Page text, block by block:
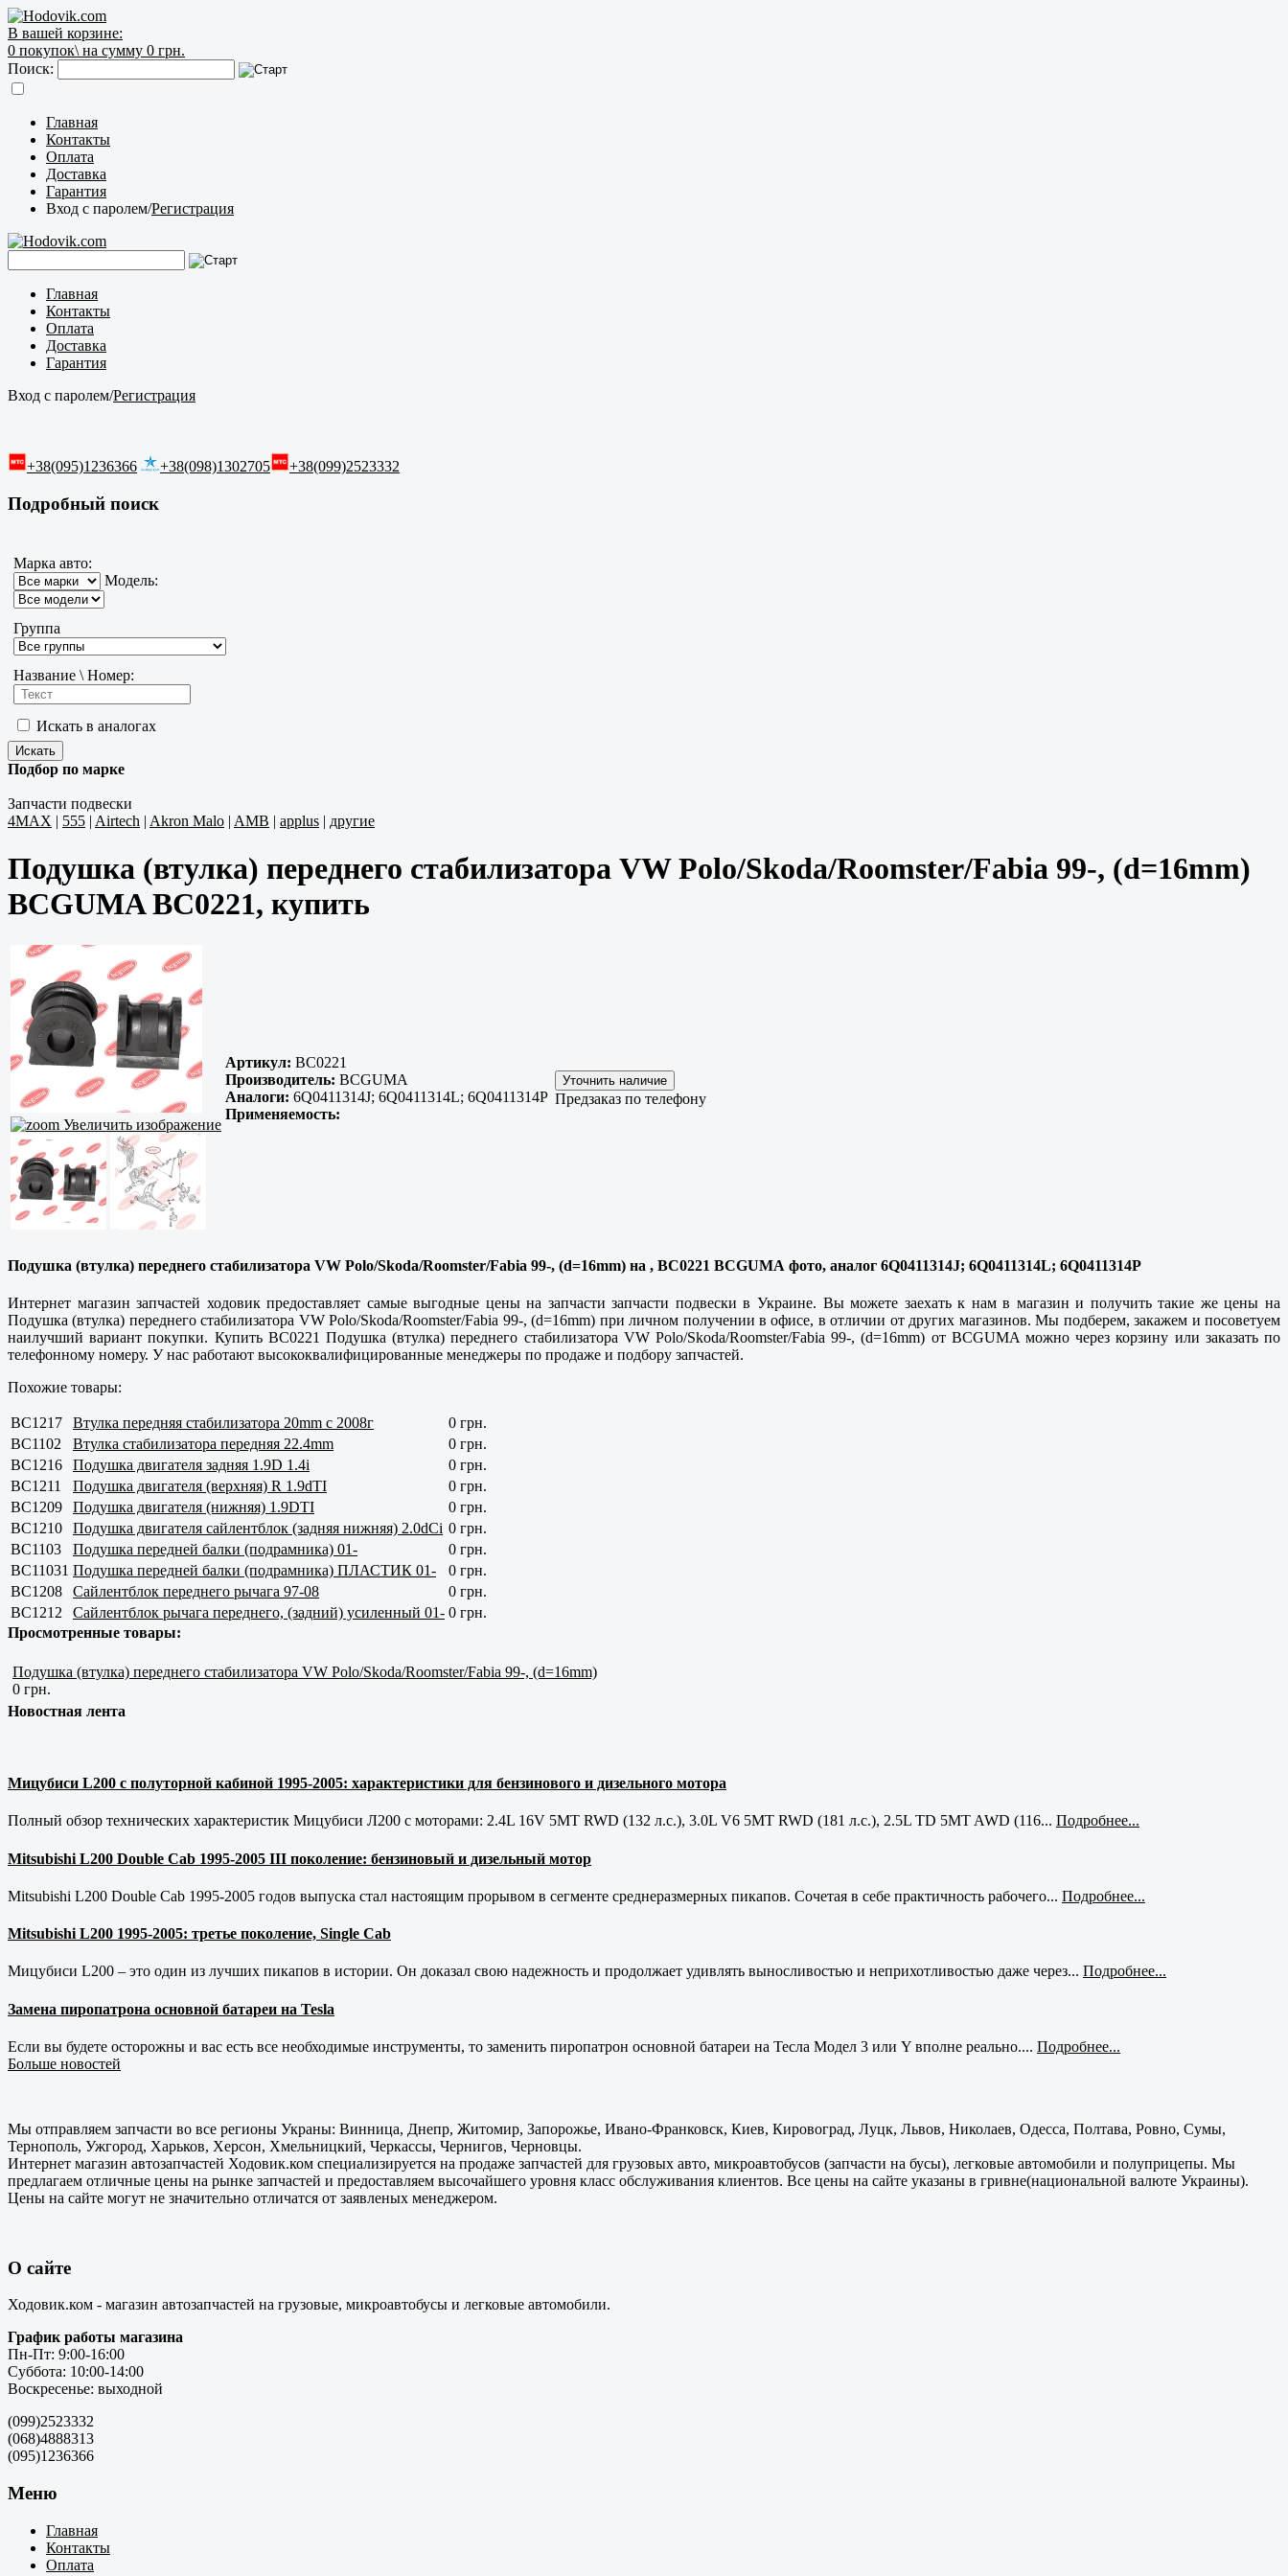
В вашей корзине:
0 покупок\ на сумму 0 грн.
Поиск:
Главная
Контакты
Оплата
Доставка
Гарантия
Вход с паролем/Регистрация
Главная
Контакты
Оплата
Доставка
Гарантия
Вход с паролем/Регистрация
+38(095)1236366 +38(098)1302705 +38(099)2523332
Подробный поиск
Марка авто:
Модель:
Группа
Название \ Номер:
Искать в аналогах
Подбор по марке
Запчасти подвески
4MAX | 555 | Airtech | Akron Malo | AMB | applus | другие
Подушка (втулка) переднего стабилизатора VW Polo/Skoda/Roomster/Fabia 99-, (d=16mm)
BCGUMA BC0221, купить
Увеличить изображение
Артикул: BC0221
Производитель: BCGUMA
Аналоги: 6Q0411314J; 6Q0411314L; 6Q0411314P
Применяемость:
Предзаказ по телефону
Подушка (втулка) переднего стабилизатора VW Polo/Skoda/Roomster/Fabia 99-, (d=16mm) на , BC0221 BCGUMA фото, аналог 6Q0411314J; 6Q0411314L; 6Q0411314P
Интернет магазин запчастей ходовик предоставляет самые выгодные цены на запчасти запчасти подвески в Украине. Вы можете заехать к нам в магазин и получить такие же цены на
Подушка (втулка) переднего стабилизатора VW Polo/Skoda/Roomster/Fabia 99-, (d=16mm) при личном получении в офисе, в отличии от других магазинов. Мы подберем, закажем и посоветуем
наилучший вариант покупки. Купить BC0221 Подушка (втулка) переднего стабилизатора VW Polo/Skoda/Roomster/Fabia 99-, (d=16mm) от BCGUMA можно через корзину или заказать по
телефонному номеру. У нас работают высококвалифицированные менеджеры по продаже и подбору запчастей.
Похожие товары:
BC1217 Втулка передняя стабилизатора 20mm c 2008г
0 грн.
BC1102
Втулка стабилизатора передняя 22.4mm
0 грн.
BC1216
Подушка двигателя задняя 1.9D 1.4i
0 грн.
BC1211
Подушка двигателя (верхняя) R 1.9dTI
0 грн.
BC1209
Подушка двигателя (нижняя) 1.9DTI
0 грн.
BC1210
Подушка двигателя сайлентблок (задняя нижняя) 2.0dCi 0 грн.
BC1103
Подушка передней балки (подрамника) 01-
0 грн.
BC11031 Подушка передней балки (подрамника) ПЛАСТИК 01-
0 грн.
BC1208
Сайлентблок переднего рычага 97-08
0 грн.
BC1212
Сайлентблок рычага переднего, (задний) усиленный 01- 0 грн.
Просмотренные товары:
Подушка (втулка) переднего стабилизатора VW Polo/Skoda/Roomster/Fabia 99-, (d=16mm)
0 грн.
Новостная лента
Мицубиси L200 с полуторной кабиной 1995-2005: характеристики для бензинового и дизельного мотора
Полный обзор технических характеристик Мицубиси Л200 с моторами: 2.4L 16V 5MT RWD (132 л.с.), 3.0L V6 5MT RWD (181 л.с.), 2.5L TD 5MT AWD (116... Подробнее...
Mitsubishi L200 Double Cab 1995-2005 III поколение: бензиновый и дизельный мотор
Mitsubishi L200 Double Cab 1995-2005 годов выпуска стал настоящим прорывом в сегменте среднеразмерных пикапов. Сочетая в себе практичность рабочего... Подробнее...
Mitsubishi L200 1995-2005: третье поколение, Single Cab
Мицубиси L200 – это один из лучших пикапов в истории. Он доказал свою надежность и продолжает удивлять выносливостью и неприхотливостью даже через... Подробнее...
Замена пиропатрона основной батареи на Tesla
Если вы будете осторожны и вас есть все необходимые инструменты, то заменить пиропатрон основной батареи на Тесла Модел 3 или Y вполне реально.... Подробнее...
Больше новостей
Мы отправляем запчасти во все регионы Украны: Винница, Днепр, Житомир, Запорожье, Ивано-Франковск, Киев, Кировоград, Луцк, Львов, Николаев, Одесса, Полтава, Ровно, Сумы,
Тернополь, Ужгород, Харьков, Херсон, Хмельницкий, Черкассы, Чернигов, Черновцы.
Интернет магазин автозапчастей Ходовик.ком специализируется на продаже запчастей для грузовых авто, микроавтобусов (запчасти на бусы), легковые автомобили и полуприцепы. Мы
предлагаем отличные цены на рынке запчастей и предоставляем высочайшего уровня класс обслуживания клиентов. Все цены на сайте указаны в гривне(национальной валюте Украины).
Цены на сайте могут не значительно отличатся от заявленых менеджером.
О сайте
Ходовик.ком - магазин автозапчастей на грузовые, микроавтобусы и легковые автомобили.
График работы магазина
Пн-Пт: 9:00-16:00
Суббота: 10:00-14:00
Воскресенье: выходной
(099)2523332
(068)4888313
(095)1236366
Меню
Главная
Контакты
Оплата